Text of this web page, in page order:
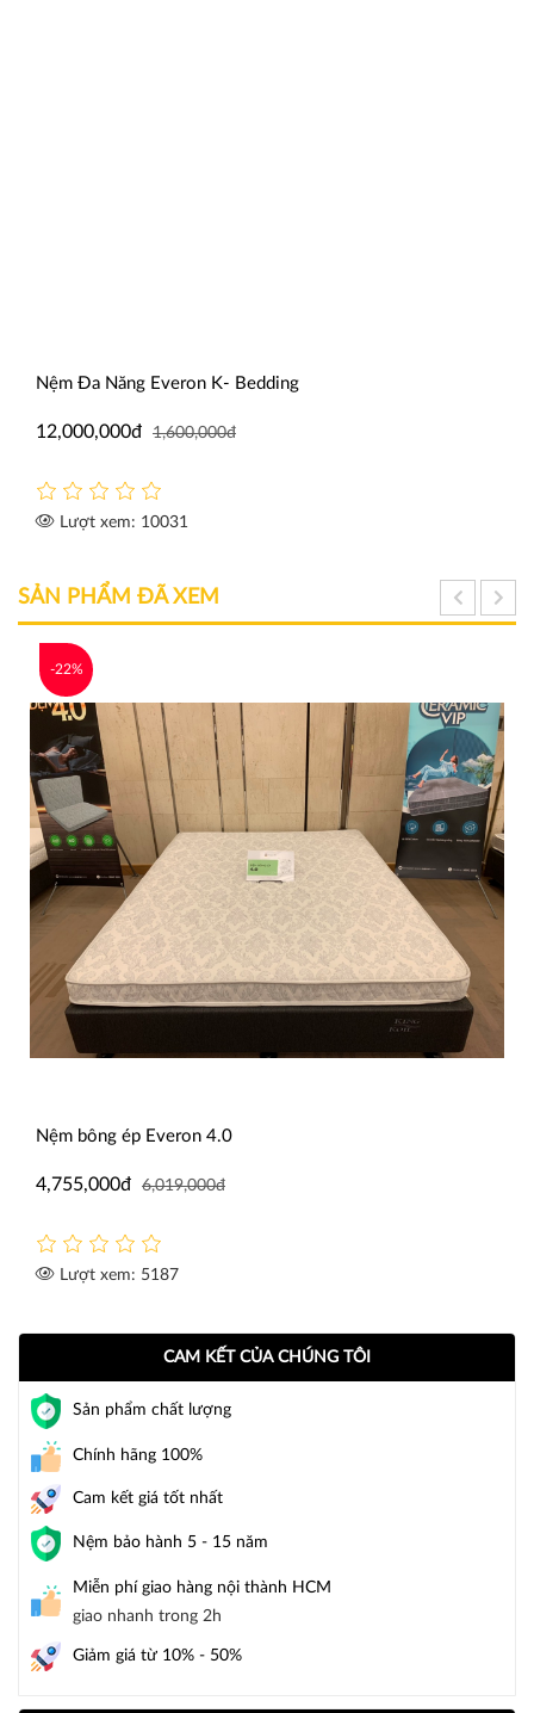
Đa Năng Everon K- Bedding
1,600,000đ
Lượt xem: 10031
SẢN PHẨM ĐÃ XEM
-22%
Nệm bông ép Everon 4.0
4,755,000đ 6,019,000đ
Lượt xem: 5187
CAM KẾT CỦA CHÚNG TÔI
Sản phẩm chất lượng
Chính hãng 100%
Cam kết giá tốt nhất
Nệm bảo hành 5 - 15 năm
Miễn phí giao hàng nội thành HCM
giao nhanh trong 2h
Giảm giá từ 10% - 50%